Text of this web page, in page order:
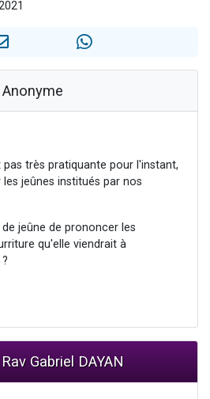
de donner son Maasser
de donner son Maasser
pas très pratiquante pour l'instant,
jeûnes institués par nos
jeûne de prononcer les
qu'elle viendrait à
Gabriel DAYAN